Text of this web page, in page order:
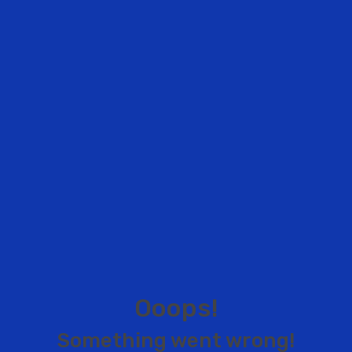
Ooops!
Something went wrong!